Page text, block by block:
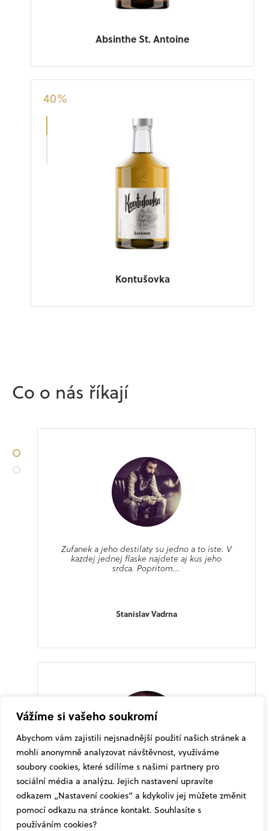
Vážíme si vašeho soukromí
Abychom vám zajistili nejsnadnější použití našich stránek a
mohli anonymně analyzovat návštěvnost, využíváme
soubory cookies, které sdílíme s našimi partnery pro
sociální média a analýzu. Jejich nastavení upravíte
odkazem „Nastavení cookies“ a kdykoliv jej můžete změnit
pomocí odkazu na stránce kontakt. Souhlasíte s
používáním cookies?
Absinthe St. Antoine
Kontušovka
40%
Hruškovica
z dubového sudu
Justifiée & Ancienne
45%
Co o nás říkají
kterou se snažím každý den řídit: „Tajemství
Roman Vaněk
Kamil Foltan
Zufanek a jeho destilaty su jedno a to iste. V
kazdej jednej flaske najdete aj kus jeho
srdca. Popritom...
Stanislav Vadrna
Poprvé jsem OMG ochutnal ze vzorku
v plastové lahvičce krátce po jeho narození.
V tu chvíli jsem věděl, že piji jeden...
•
•
Brainstorm ׀ Černý — Janecký —